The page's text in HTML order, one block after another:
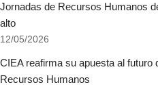
Jornadas de Recursos Humanos
alto
12/05/2026
CIEA reafirma su apuesta al
Recursos Humanos